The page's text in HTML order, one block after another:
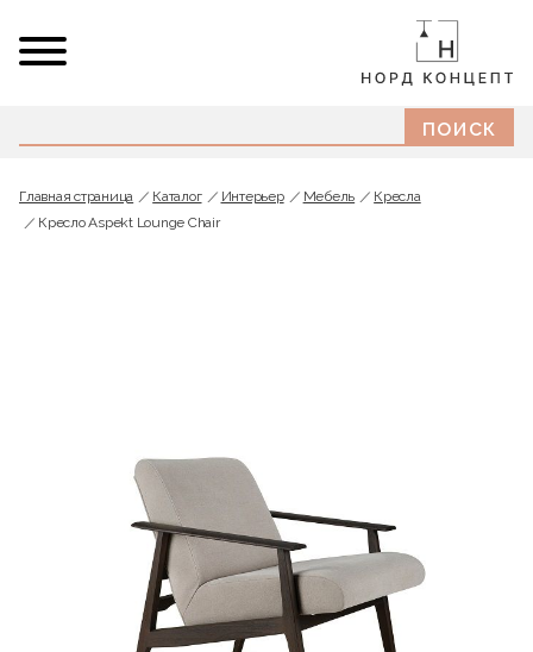
Главная страница Каталог Интерьер Мебель
Кресла
Кресло Aspekt Lounge Chair